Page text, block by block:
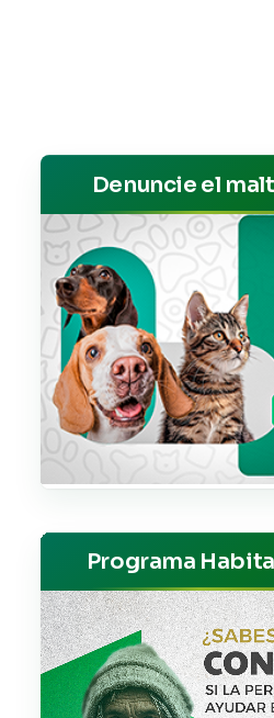
Denuncie el
Programa